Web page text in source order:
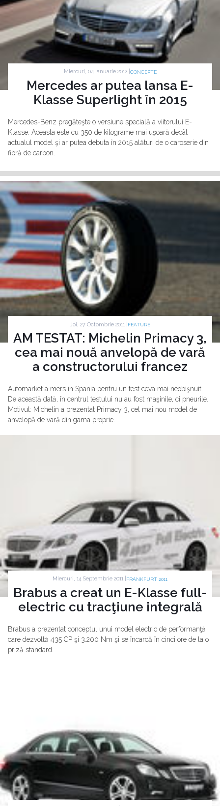
Miercuri, 04 Ianuarie 2012 | CONCEPTE
Mercedes ar putea lansa E-
Klasse Superlight în 2015
Mercedes-Benz pregăteşte o versiune specială a viitorului E-
Klasse. Aceasta este cu 350 de kilograme mai uşoară decât
actualul model şi ar putea debuta în 2015 alături de o caroserie din
fibră de carbon.
Joi, 27 Octombrie 2011 | FEATURE
AM TESTAT: Michelin Primacy 3,
cea mai nouă anvelopă de vară
a constructorului francez
Automarket a mers în Spania pentru un test ceva mai neobişnuit.
De această dată, în centrul testului nu au fost maşinile, ci pneurile.
Motivul: Michelin a prezentat Primacy 3, cel mai nou model de
anvelopă de vară din gama proprie.
Miercuri, 14 Septembrie 2011 | FRANKFURT 2011
Brabus a creat un E-Klasse full-
electric cu tracţiune integrală
Brabus a prezentat conceptul unui model electric de performanţă
care dezvoltă 435 CP şi 3.200 Nm şi se încarcă în cinci ore de la o
priză standard.